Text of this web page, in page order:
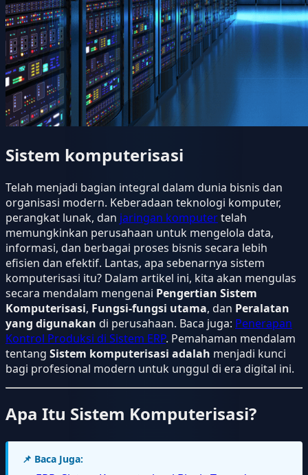
Sistem komputerisasi
Telah menjadi bagian integral dalam dunia bisnis dan
organisasi modern. Keberadaan teknologi komputer,
perangkat lunak, dan jaringan komputertelah
memungkinkan perusahaan untuk mengelola data,
informasi, dan berbagai proses bisnis secara lebih
efisien dan efektif. Lantas, apa sebenarnya sistem
komputerisasi itu? Dalam artikel ini, kita akan mengulas
secara mendalam mengenai Pengertian Sistem
Komputerisasi, Fungsi-fungsi utama, dan Peralatan
yang digunakan di perusahaan. Baca juga: Penerapan
Kontrol Produksi di Sistem ERP. Pemahaman mendalam
tentang Sistem komputerisasi adalah menjadi kunci
bagi profesional modern untuk unggul di era digital ini.
Apa Itu Sistem Komputerisasi?
📌 Baca Juga: